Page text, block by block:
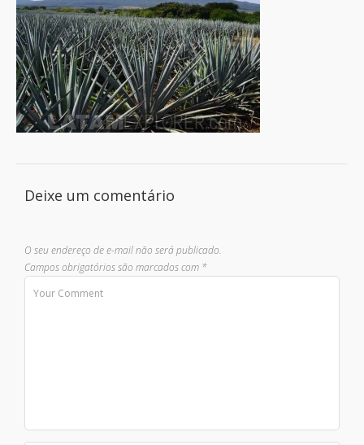
Deixe um comentário
O seu endereço de e-mail não será publicado.
Campos obrigatórios são marcados com *